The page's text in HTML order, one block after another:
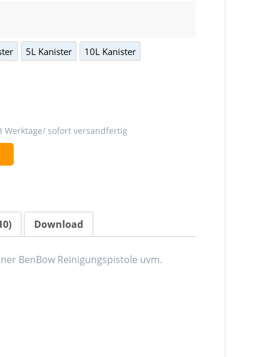
5L Kanister 10L Kanister
Werktage/ sofort versandfertig
Download
BenBow Reinigungspistole uvm.